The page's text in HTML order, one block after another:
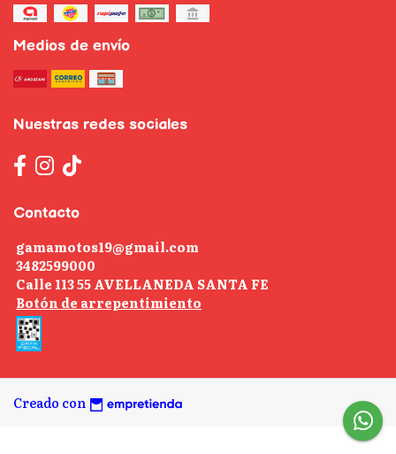
Medios de envío
Nuestras redes sociales
Contacto
gamamotos19@gmail.com
3482599000
Calle 113 55 AVELLANEDA SANTA FE
Botón de arrepentimiento
Creado con